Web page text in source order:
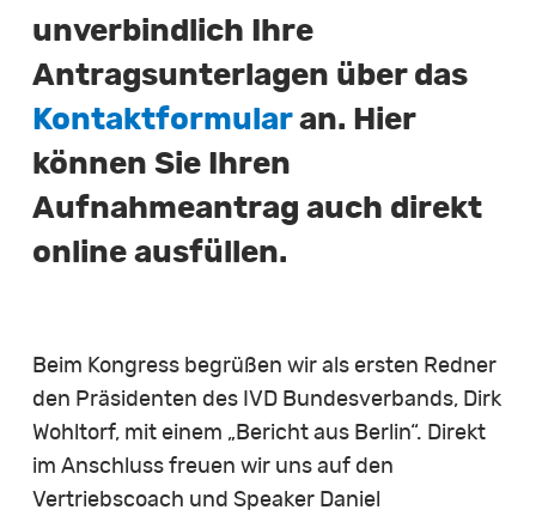
unverbindlich Ihre
Antragsunterlagen über das
Kontaktformularan. Hier
können Sie Ihren
Aufnahmeantrag auch direkt
online ausfüllen.
Beim Kongress begrüßen wir als ersten Redner
den Präsidenten des IVD Bundesverbands, Dirk
Wohltorf, mit einem „Bericht aus Berlin“. Direkt
im Anschluss freuen wir uns auf den
Vertriebscoach und Speaker Daniel